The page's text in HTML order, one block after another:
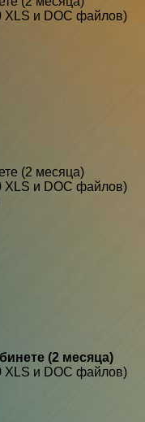
XLS и DOC файлов)
(2 месяца)
XLS и DOC файлов)
(2 месяца)
XLS и DOC файлов)